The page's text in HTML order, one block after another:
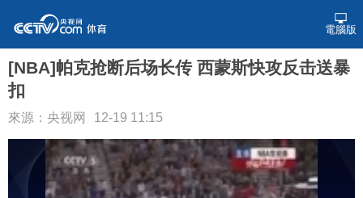
電腦版
[NBA]帕克抢断后场长传 西蒙斯快攻反击送暴
扣
來源：央视网 12-19 11:15